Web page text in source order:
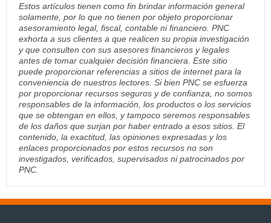
Estos artículos tienen como fin brindar información general
solamente, por lo que no tienen por objeto proporcionar
asesoramiento legal, fiscal, contable ni financiero. PNC
exhorta a sus clientes a que realicen su propia investigación
y que consulten con sus asesores financieros y legales
antes de tomar cualquier decisión financiera. Este sitio
puede proporcionar referencias a sitios de internet para la
conveniencia de nuestros lectores. Si bien PNC se esfuerza
por proporcionar recursos seguros y de confianza, no somos
responsables de la información, los productos o los servicios
que se obtengan en ellos, y tampoco seremos responsables
de los daños que surjan por haber entrado a esos sitios. El
contenido, la exactitud, las opiniones expresadas y los
enlaces proporcionados por estos recursos no son
investigados, verificados, supervisados ni patrocinados por
PNC.